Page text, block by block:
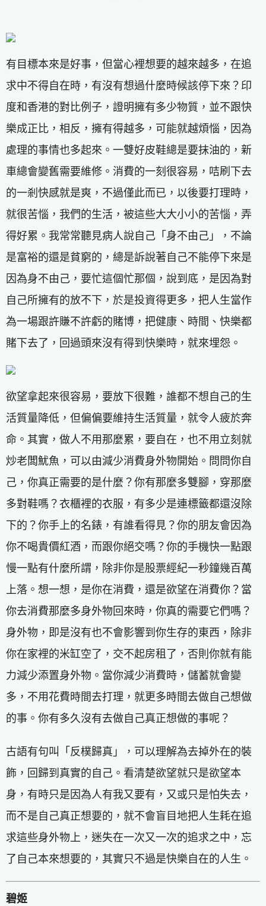
有目標本來是好事，但當心裡想要的越來越多，在追
求中不得自在時，有沒有想過什麼時候該停下來？印
度和香港的對比例子，證明擁有多少物質，並不跟快
樂成正比，相反，擁有得越多，可能就越煩惱，因為
處理的事情也多起來。一雙好皮鞋總是要抹油的，新
車總會變舊需要維修。消費的一刻很容易，咭刷下去
的一剎快感就是爽，不過僅此而已，以後要打理時，
就很苦惱，我們的生活，被這些大大小小的苦惱，弄
得好累。我常常聽見病人說自己「身不由己」，不論
是富裕的還是貧窮的，總是訴說著自己不能停下來是
因為身不由己，要忙這個忙那個，說到底，是因為對
自己所擁有的放不下，於是投資得更多，把人生當作
為一場跟許賺不許虧的賭博，把健康、時間、快樂都
賭下去了，回過頭來沒有得到快樂時，就來埋怨。
欲望拿起來很容易，要放下很難，誰都不想自己的生
活質量降低，但偏偏要維持生活質量，就令人疲於奔
命。其實，做人不用那麼累，要自在，也不用立刻就
炒老闆魷魚，可以由減少消費身外物開始。問問你自
己，你真正需要的是什麼？你有那麼多雙腳，穿那麼
多對鞋嗎？衣櫃裡的衣服，有多少是連標籤都還沒除
下的？你手上的名錶，有誰看得見？你的朋友會因為
你不喝貴價紅酒，而跟你絕交嗎？你的手機快一點跟
慢一點有什麼所謂，除非你是股票經紀一秒鐘幾百萬
上落。想一想，是你在消費，還是欲望在消費你？當
你去消費那麼多身外物回來時，你真的需要它們嗎？
身外物，即是沒有也不會影響到你生存的東西，除非
你在家裡的米缸空了，交不起房租了，否則你就有能
力減少添置身外物。當你減少消費時，儲蓄就會變
多，不用花費時間去打理，就更多時間去做自己想做
的事。你有多久沒有去做自己真正想做的事呢？
古語有句叫「反樸歸真」，可以理解為去掉外在的裝
飾，回歸到真實的自己。看清楚欲望就只是欲望本
身，有時只是因為人有我又要有，又或只是怕失去，
而不是自己真正想要的，就不會盲目地把人生耗在追
求這些身外物上，迷失在一次又一次的追求之中，忘
了自己本來想要的，其實只不過是快樂自在的人生。
碧姬